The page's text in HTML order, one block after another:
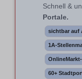
Schnell &
Portale.
sichtbar auf
1A-
60+